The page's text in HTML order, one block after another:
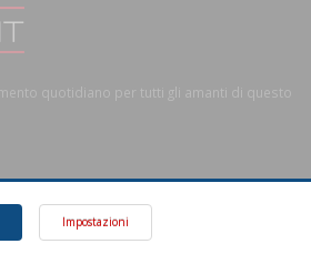
quotidiano per tutti gli amanti di questo
Impostazioni